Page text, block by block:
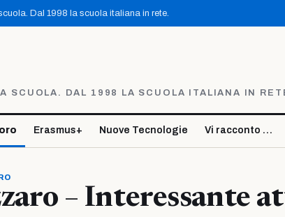
Dal 1998 la scuola italiana in rete.
SCUOLA. DAL 1998 LA SCUOLA ITALIANA IN
Erasmus+ Nuove Tecnologie Vi racconto …
– Interessante